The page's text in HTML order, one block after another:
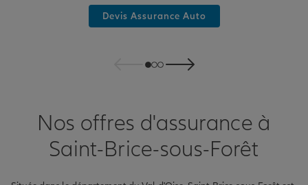
Devis Assurance Auto
Nos offres d'assurance à
Saint-Brice-sous-Forêt